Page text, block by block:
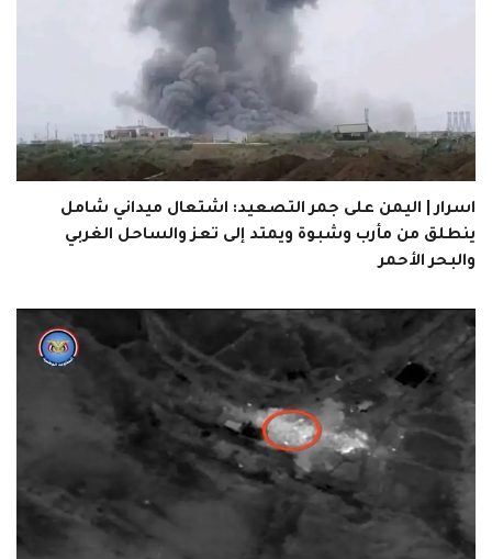
اسرار | اليمن على جمر التصعيد: اشتعال ميداني شامل
ينطلق من مأرب وشبوة ويمتد إلى تعز والساحل الغربي
والبحر الأحمر